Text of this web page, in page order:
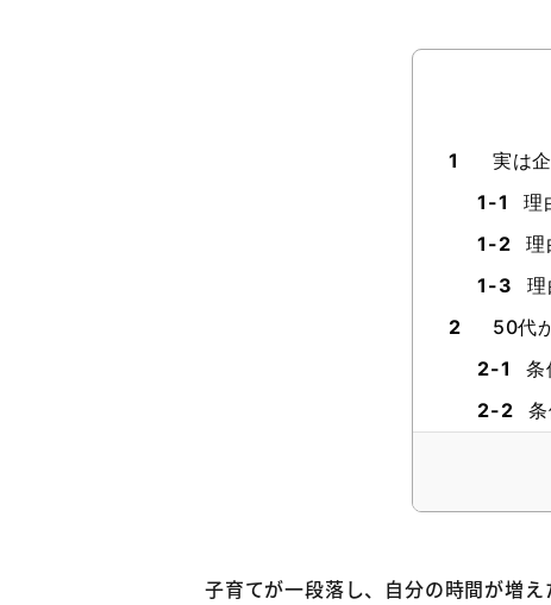
1
実は
1-1
理
1-2
理
1-3
2
50代
2-1
条
2-2
3
【目
子育てが一段落し、自分の時間が増え